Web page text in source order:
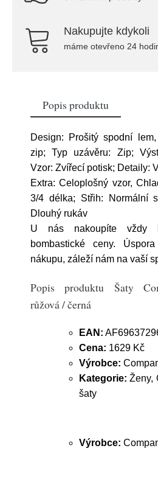
Nakupujte kdykoli
máme otevřeno 24
Popis produktu
Design: Prošitý spodní
zip; Typ uzávěru: Zip;
Vzor: Zvířecí potisk; Detaily:
Extra: Celoplošný vzor,
3/4 délka; Střih: Normální
Dlouhý rukáv
U nás nakoupíte vždy
bombastické ceny.
nákupu, záleží nám na vaší
Popis produktu Šaty
růžová / černá
EAN:
Cena: 1629 Kč
Výrobce:
Kategorie: Ženy,
šaty
Výrobce: